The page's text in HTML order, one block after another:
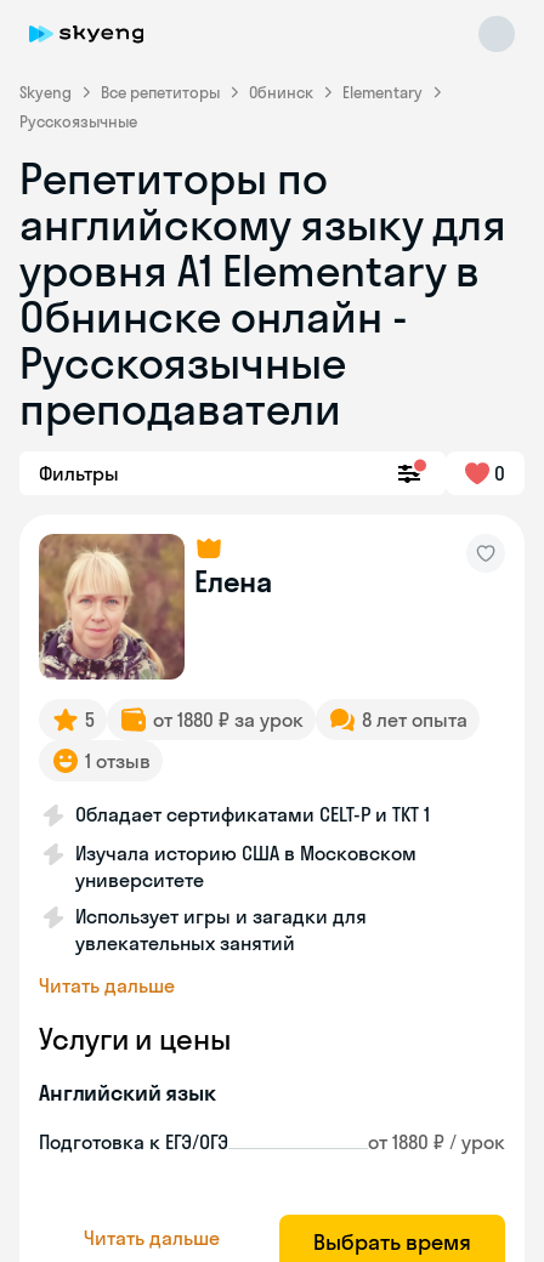
Skyeng Все репетиторы Обнинск
Elementary
Русскоязычные
Репетиторы по
английскому языку для
уровня A1 Elementary в
Обнинске онлайн -
Русскоязычные
преподаватели
Фильтры 0
Елена
5 от 1880 ₽ за урок
8 лет опыта
1 отзыв
Обладает сертификатами CELT-P и TKT 1
Изучала историю США в Московском
университете
Использует игры и загадки для
увлекательных занятий
Читать дальше
Услуги и цены
Английский язык
Подготовка к ЕГЭ/ОГЭ от 1880 ₽ / урок
Читать дальше Выбрать время
Skyeng Chat